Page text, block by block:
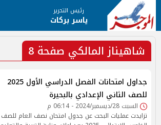
رئيس التحرير
ياسر بركات
شاهيناز المالكي صفحة 8
جداول امتحانات الفصل الدراسي الأول 2025
للصف الثاني الإعدادي بالبحيرة
السبت 28/ديسمبر/2024 - 06:14 م
تزايدت عمليات البحث عن جدول امتحان نصف العام للصف